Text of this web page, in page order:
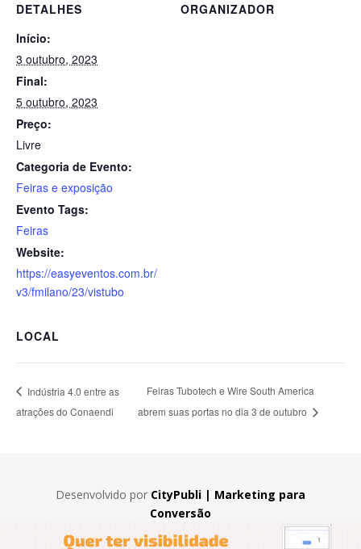
DETALHES
Início:
3 outubro, 2023
Final:
5 outubro, 2023
Preço:
Livre
Categoria de Evento:
Feiras e exposição
Evento Tags:
Feiras
Website:
https://easyeventos.com.br/
v3/fmilano/23/vistubo
ORGANIZADOR
LOCAL
Indústria 4.0 entre as
atrações do Conaendi
Feiras Tubotech e Wire South America
abrem suas portas no dia 3 de outubro
Desenvolvido por CityPubli | Marketing para
Conversão